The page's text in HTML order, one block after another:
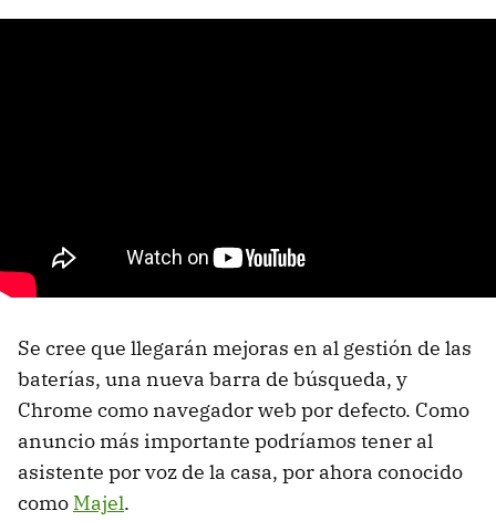
Se cree que llegarán mejoras en al gestión de las
baterías, una nueva barra de búsqueda, y
Chrome como navegador web por defecto. Como
anuncio más importante podríamos tener al
asistente por voz de la casa, por ahora conocido
como Majel.